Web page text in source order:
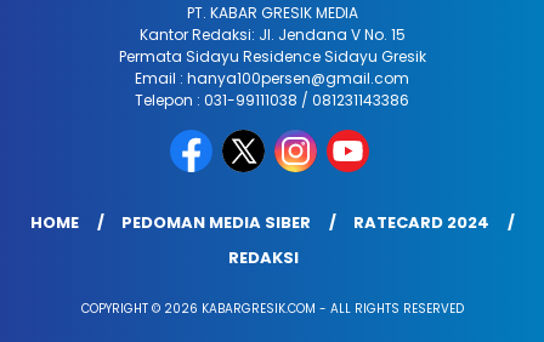
PT. KABAR GRESIK MEDIA
Kantor Redaksi: Jl. Jendana V No. 15
Permata Sidayu Residence Sidayu Gresik
Email : hanya100persen@gmail.com
Telepon : 031-99111038 / 081231143386
HOME PEDOMAN MEDIA SIBER
RATECARD 2024
REDAKSI
COPYRIGHT © 2026 KABARGRESIK.COM - ALL RIGHTS RESERVED